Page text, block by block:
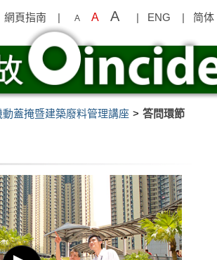
網頁指南 | A A A | ENG | 简体
動蓋掩暨建築廢料管理講座 答問環節